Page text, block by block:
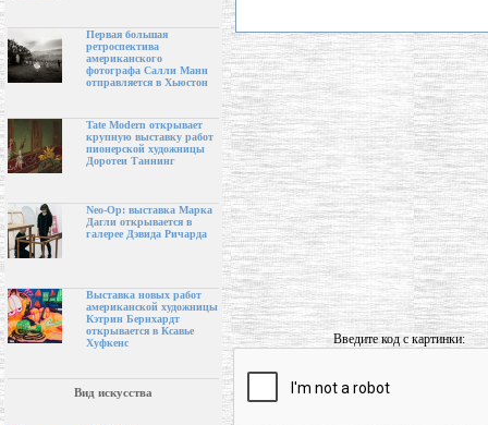
Первая большая
ретроспектива
американского
фотографа Салли Манн
отправляется в Хьюстон
Tate Modern открывает
крупную выставку работ
пионерской художницы
Доротеи Таннинг
Neo-Op: выставка Марка
Дагли открывается в
галерее Дэвида Ричарда
Выставка новых работ
американской художницы
Кэтрин Бернхардт
открывается в Ксавье
Хуфкенс
Вид искусства
Введите код с картинки: